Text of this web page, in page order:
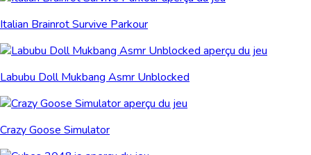
Italian Brainrot Survive Parkour
Labubu Doll Mukbang Asmr Unblocked
Crazy Goose Simulator